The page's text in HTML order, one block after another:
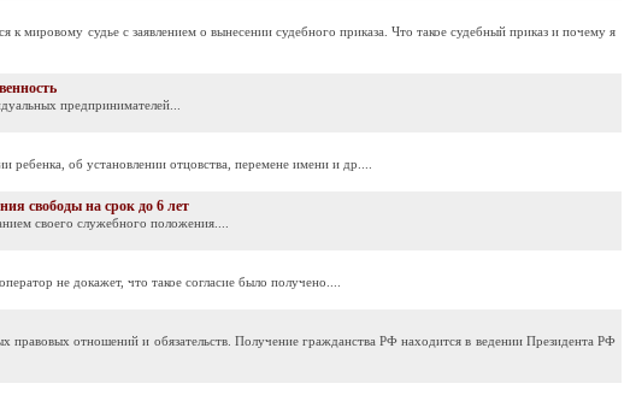
мировому судье с заявлением о вынесении судебного приказа. Что такое судебный приказ и почему я
предпринимателей...
ребенка, об установлении отцовства, перемене имени и др....
свободы на срок до 6 лет
своего служебного положения....
не докажет, что такое согласие было получено....
правовых отношений и обязательств. Получение гражданства РФ находится в ведении Президента РФ